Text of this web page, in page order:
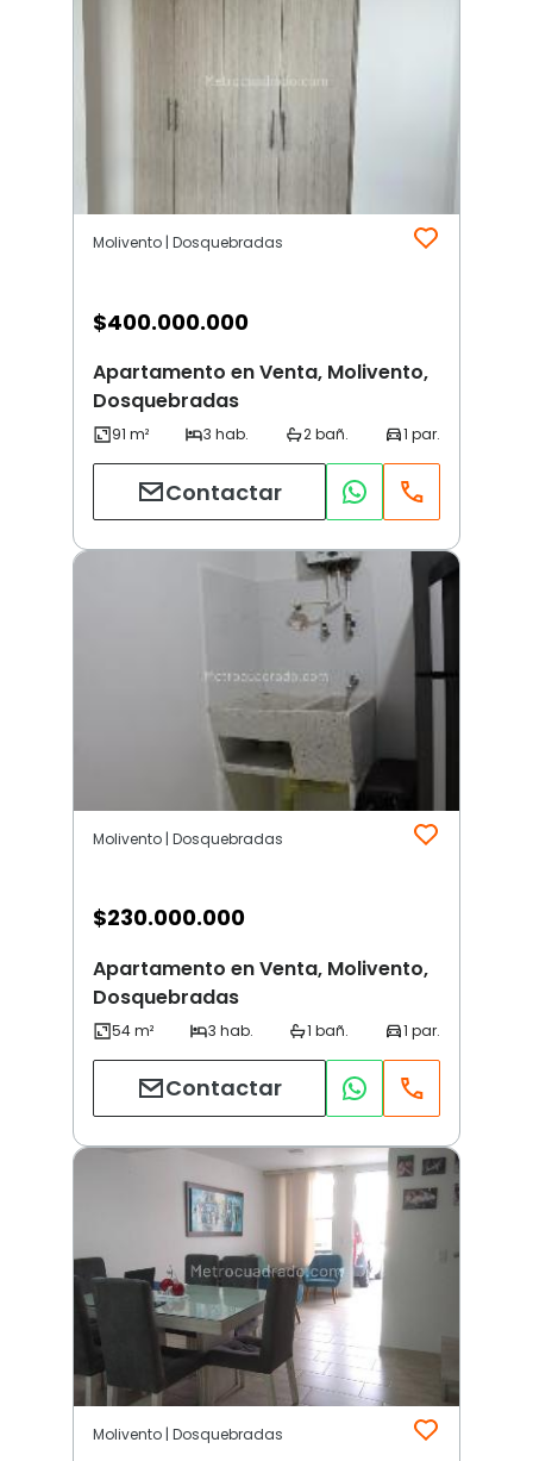
Molivento | Dosquebradas
$400.000.000
Apartamento en Venta, Molivento,
Dosquebradas
Contactar
Molivento | Dosquebradas
$230.000.000
Apartamento en Venta, Molivento,
Dosquebradas
Contactar
Molivento | Dosquebradas